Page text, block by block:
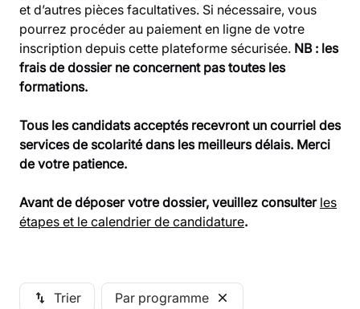
et d’autres pièces facultatives. Si nécessaire, vous
pourrez procéder au paiement en ligne de votre
inscription depuis cette plateforme sécurisée. NB : les
frais de dossier ne concernent pas toutes les
formations.
Tous les candidats acceptés recevront un courriel des
services de scolarité dans les meilleurs délais. Merci
de votre patience.
Avant de déposer votre dossier, veuillez consulter les
étapes et le calendrier de candidature.
swap_vert Trier Par programme close